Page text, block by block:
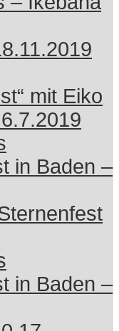
mit Eiko
in Baden –
in Baden –